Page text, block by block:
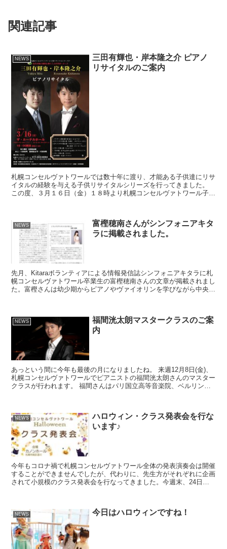
関連記事
NEWS
三田有輝也・岸本隆之介 ピアノ
リサイタルのご案内
札幌コンセルヴァトワールでは数十年に渡り、才能ある子供達にリサ
イタルの経験を与える子供リサイタルシリーズを行ってきました。
この度、３月１６日（金）１８時より札幌コンセルヴァトワール子供
NEWS
富樫穂南さんがシンフォニアキタ
ラに掲載されました。
先月、Kitaraボランティアによる情報発信誌シンフォニアキタラに札
幌コンセルヴァトワール卒業生の富樫穂南さんの文章が掲載されまし
た。富樫さんは幼少期からピアノやヴァイオリンを学びながら中央大
NEWS
福間洸太朗マスタークラスのご案
内
あっという間に今年も最後の月になりましたね。 来週12月8日(金)、
札幌コンセルヴァトワールでピアニストの福間洸太朗さんのマスター
クラスが行われます。 福間さんはパリ国立高等音楽院、ベルリン芸
NEWS
ハロウィン・クラス発表会を行な
います♪
今年もコロナ禍で札幌コンセルヴァトワール全体の発表演奏会は開催
することができませんでしたが、代わりに、先生方がそれぞれに企画
されて小規模のクラス発表会を行なってきました。今週末、24日
NEWS 今日はハロウィンですね！